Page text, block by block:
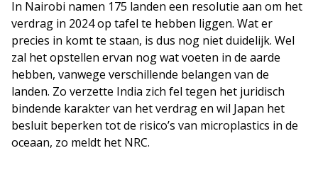
In Nairobi namen 175 landen een resolutie aan om het
verdrag in 2024 op tafel te hebben liggen. Wat er
precies in komt te staan, is dus nog niet duidelijk. Wel
zal het opstellen ervan nog wat voeten in de aarde
hebben, vanwege verschillende belangen van de
landen. Zo verzette India zich fel tegen het juridisch
bindende karakter van het verdrag en wil Japan het
besluit beperken tot de risico’s van microplastics in de
oceaan, zo meldt het NRC.